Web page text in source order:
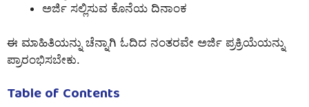
ಅರ್ಜಿ ಸಲ್ಲಿಸುವ ಕೊನೆಯ ದಿನಾಂಕ
ಈ ಮಾಹಿತಿಯನ್ನು ಚೆನ್ನಾಗಿ ಓದಿದ ನಂತರವೇ ಅರ್ಜಿ ಪ್ರಕ್ರಿಯೆಯನ್ನು
ಪ್ರಾರಂಭಿಸಬೇಕು.
Table of Contents